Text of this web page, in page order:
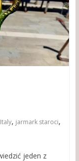
Italy, jarmark staroci,
jeden z